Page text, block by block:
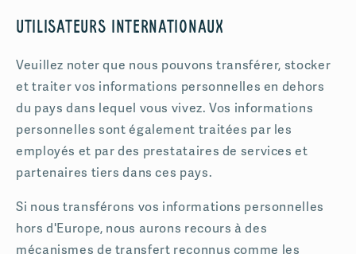
Utilisateurs internationaux
Veuillez noter que nous pouvons transférer, stocker
et traiter vos informations personnelles en dehors
du pays dans lequel vous vivez. Vos informations
personnelles sont également traitées par les
employés et par des prestataires de services et
partenaires tiers dans ces pays.
Si nous transférons vos informations personnelles
hors d'Europe, nous aurons recours à des
mécanismes de transfert reconnus comme les